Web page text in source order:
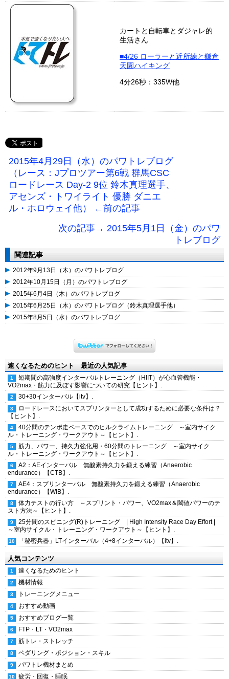
カートと自転車とダジャレ的
生活さん
■4/26 ローラーと近所練と鎌倉
天園ハイキング
4分26秒：335W他
2015年4月29日（水）のパワトレブログ
（レース：Jプロツアー第6戦 群馬CSC
ロードレース Day-2 9位 鈴木真理選手、
アセンズ・トワイライト 優勝 ダニエ
ル・ホロウェイ他） ←前の記事
次の記事→ 2015年5月1日（金）のパワ
トレブログ
関連記事
2012年9月13日（木）のパワトレブログ
2012年10月15日（月）のパワトレブログ
2015年6月4日（木）のパワトレブログ
2015年6月25日（木）のパワトレブログ（鈴木真理選手他）
2015年8月5日（水）のパワトレブログ
速くなるためのヒント 最近の人気記事
短期間の高強度インターバルトレーニング（HIIT）が心血管機能・
VO2max・筋力に及ぼす影響についての研究【ヒント】.
30+30インターバル【itv】.
ロードレースにおいてスプリンターとして成功するために必要な条件は？
【ヒント】.
40分間のテンポ走ペースでのヒルクライムトレーニング ～室内サイク
ル・トレーニング・ワークアウト～【ヒント】.
筋力、パワー、持久力強化用・60分間のトレーニング ～室内サイク
ル・トレーニング・ワークアウト～【ヒント】.
A2：AEインターバル 無酸素持久力を鍛える練習（Anaerobic
endurance）【CTB】.
AE4：スプリンターバル 無酸素持久力を鍛える練習（Anaerobic
endurance）【WIB】.
体力テストの行い方 ～スプリント・パワー、VO2max＆閾値パワーのテ
スト方法～【ヒント】.
25分間のスピニング(R)トレーニング | High Intensity Race Day Effort |
～室内サイクル・トレーニング・ワークアウト～【ヒント】.
「秘密兵器」LTインターバル（4+8インターバル）【itv】.
人気コンテンツ
速くなるためのヒント
機材情報
トレーニングメニュー
おすすめ動画
おすすめブログ一覧
FTP・LT・VO2max
筋トレ・ストレッチ
ペダリング・ポジション・スキル
パワトレ機材まとめ
疲労・回復・睡眠